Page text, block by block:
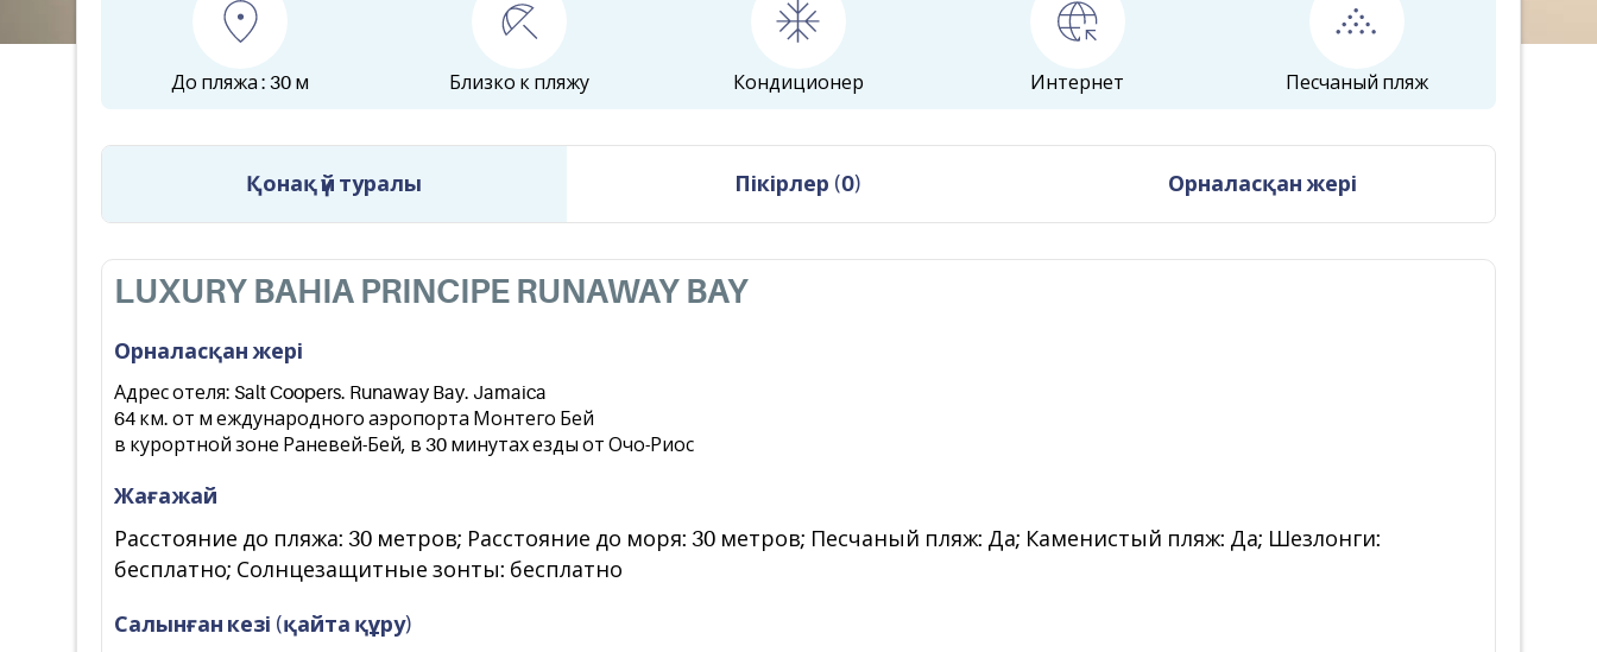
До пляжа : 30 м Близко к пляжу Кондиционер Интернет Песчаный пляж
Қонақ үй туралы Пікірлер (0) Орналасқан жері
LUXURY BAHIA PRINCIPE RUNAWAY BAY
Орналасқан жері
Адрес отеля: Salt Coopers. Runaway Bay. Jamaica
64 км. от м еждународного аэропорта Монтего Бей
в курортной зоне Раневей-Бей, в 30 минутах езды от Очо-Риос
Жағажай
Расстояние до пляжа: 30 метров; Расстояние до моря: 30 метров; Песчаный пляж: Да; Каменистый пляж: Да; Шезлонги:
бесплатно; Солнцезащитные зонты: бесплатно
Салынған кезі (қайта құру)